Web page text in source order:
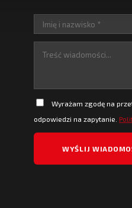
Wyrażam zgodę na
odpowiedzi na zapytanie.